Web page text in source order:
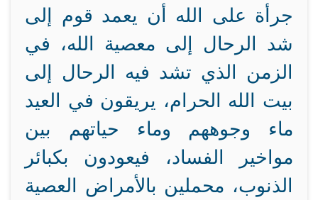
جرأة على الله أن يعمد قوم إلى
شد الرحال إلى معصية الله، في
الزمن الذي تشد فيه الرحال إلى
بيت الله الحرام، يريقون في العيد
ماء وجوههم وماء حياتهم بين
مواخير الفساد، فيعودون بكبائر
الذنوب، محملين بالأمراض العصية